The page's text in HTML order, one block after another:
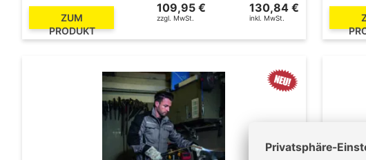
ZUM
PRODUKT
109,95 €
zzgl. MwSt.
130,84 €
inkl. MwSt.